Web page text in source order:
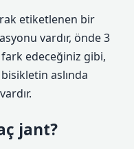
etiketlenen bir
vardır, önde 3
edeceğiniz gibi,
aslında
jant?